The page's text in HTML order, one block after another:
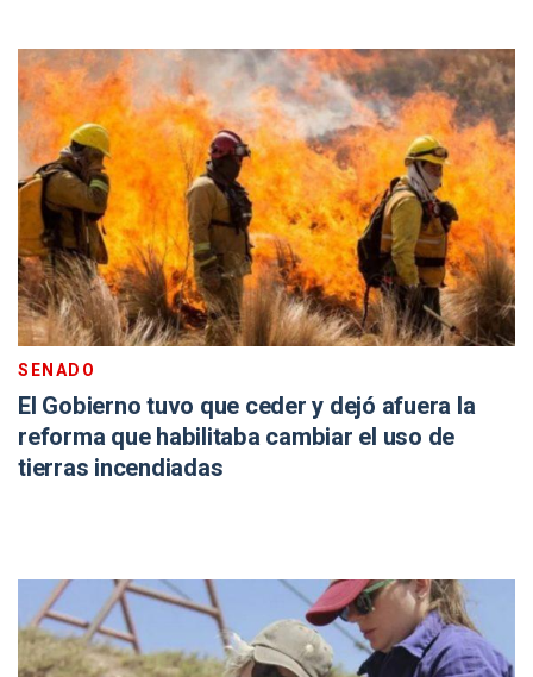
SENADO
El Gobierno tuvo que ceder y dejó afuera la
reforma que habilitaba cambiar el uso de
tierras incendiadas